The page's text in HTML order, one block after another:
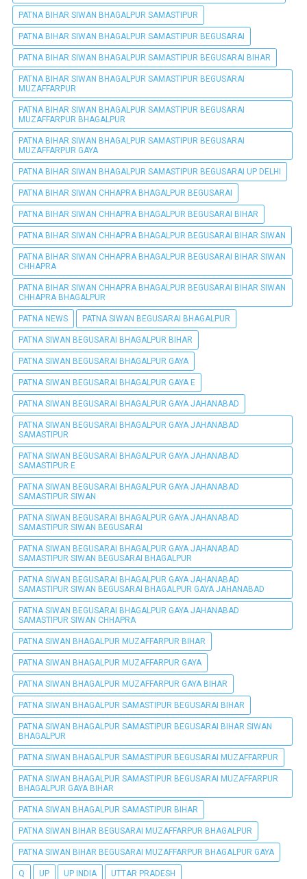
PATNA BIHAR SIWAN BHAGALPUR SAMASTIPUR
PATNA BIHAR SIWAN BHAGALPUR SAMASTIPUR BEGUSARAI
PATNA BIHAR SIWAN BHAGALPUR SAMASTIPUR BEGUSARAI BIHAR
PATNA BIHAR SIWAN BHAGALPUR SAMASTIPUR BEGUSARAI
MUZAFFARPUR
PATNA BIHAR SIWAN BHAGALPUR SAMASTIPUR BEGUSARAI
MUZAFFARPUR BHAGALPUR
PATNA BIHAR SIWAN BHAGALPUR SAMASTIPUR BEGUSARAI
MUZAFFARPUR GAYA
PATNA BIHAR SIWAN BHAGALPUR SAMASTIPUR BEGUSARAI UP DELHI
PATNA BIHAR SIWAN CHHAPRA BHAGALPUR BEGUSARAI
PATNA BIHAR SIWAN CHHAPRA BHAGALPUR BEGUSARAI BIHAR
PATNA BIHAR SIWAN CHHAPRA BHAGALPUR BEGUSARAI BIHAR SIWAN
PATNA BIHAR SIWAN CHHAPRA BHAGALPUR BEGUSARAI BIHAR SIWAN
CHHAPRA
PATNA BIHAR SIWAN CHHAPRA BHAGALPUR BEGUSARAI BIHAR SIWAN
CHHAPRA BHAGALPUR
PATNA NEWS PATNA SIWAN BEGUSARAI BHAGALPUR
PATNA SIWAN BEGUSARAI BHAGALPUR BIHAR
PATNA SIWAN BEGUSARAI BHAGALPUR GAYA
PATNA SIWAN BEGUSARAI BHAGALPUR GAYA E
PATNA SIWAN BEGUSARAI BHAGALPUR GAYA JAHANABAD
PATNA SIWAN BEGUSARAI BHAGALPUR GAYA JAHANABAD
SAMASTIPUR
PATNA SIWAN BEGUSARAI BHAGALPUR GAYA JAHANABAD
SAMASTIPUR E
PATNA SIWAN BEGUSARAI BHAGALPUR GAYA JAHANABAD
SAMASTIPUR SIWAN
PATNA SIWAN BEGUSARAI BHAGALPUR GAYA JAHANABAD
SAMASTIPUR SIWAN BEGUSARAI
PATNA SIWAN BEGUSARAI BHAGALPUR GAYA JAHANABAD
SAMASTIPUR SIWAN BEGUSARAI BHAGALPUR
PATNA SIWAN BEGUSARAI BHAGALPUR GAYA JAHANABAD
SAMASTIPUR SIWAN BEGUSARAI BHAGALPUR GAYA JAHANABAD
PATNA SIWAN BEGUSARAI BHAGALPUR GAYA JAHANABAD
SAMASTIPUR SIWAN CHHAPRA
PATNA SIWAN BHAGALPUR MUZAFFARPUR BIHAR
PATNA SIWAN BHAGALPUR MUZAFFARPUR GAYA
PATNA SIWAN BHAGALPUR MUZAFFARPUR GAYA BIHAR
PATNA SIWAN BHAGALPUR SAMASTIPUR BEGUSARAI BIHAR
PATNA SIWAN BHAGALPUR SAMASTIPUR BEGUSARAI BIHAR SIWAN
BHAGALPUR
PATNA SIWAN BHAGALPUR SAMASTIPUR BEGUSARAI MUZAFFARPUR
PATNA SIWAN BHAGALPUR SAMASTIPUR BEGUSARAI MUZAFFARPUR
BHAGALPUR GAYA BIHAR
PATNA SIWAN BHAGALPUR SAMASTIPUR BIHAR
PATNA SIWAN BIHAR BEGUSARAI MUZAFFARPUR BHAGALPUR
PATNA SIWAN BIHAR BEGUSARAI MUZAFFARPUR BHAGALPUR GAYA
Q UP UP INDIA UTTAR PRADESH